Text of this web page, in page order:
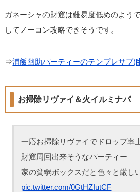
ガネーシャの財窟は難易度低めのよう
してノーコン攻略できそうです。
⇒浦飯幽助パーティーのテンプレサブ(
お掃除リヴァイ＆火イルミナパ
一応お掃除リヴァイでドロップ率
財窟周回出来そうなパーティー
家の貧弱ボックスだと色々と厳し
pic.twitter.com/0GtHZIutCF